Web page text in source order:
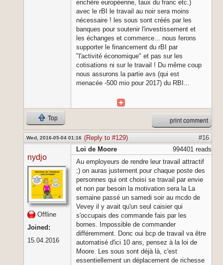
enchêre européenne, taux du franc etc.)
avec le rBI le travail au noir sera moins
nécessaire ! les sous sont créés par les
banques pour soutenir l'investissement et
les échanges et commerce... nous ferons
supporter le financement du rBI par
"l'activité économique" et pas sur les
cotisations ni sur le travail ! Du même coup
nous assurons la partie avs (qui est
menacée -500 mio pour 2017) du RBI...
Top print comment
Wed, 2016-05-04 01:16 (Reply to #129) #16
nydjo
Offline
Joined:
15.04.2016
994401 reads
Loi de Moore
Au employeurs de rendre leur travail attractif
;) on auras justement pour chaque poste des
personnes qui ont choisi se travail par envie
et non par besoin la motivation sera la La
semaine passé un samedi soir au mcdo de
Vevey il y avait qu'un seul caisier qui
s'occupais des commande fais par les
bornes. Impossible de commander
différemment. Donc oui bcp de travail va être
automatisé d'ici 10 ans, pensez à la loi de
Moore. Les sous sont déjà là, c'est
essentiellement un déplacement de richesse